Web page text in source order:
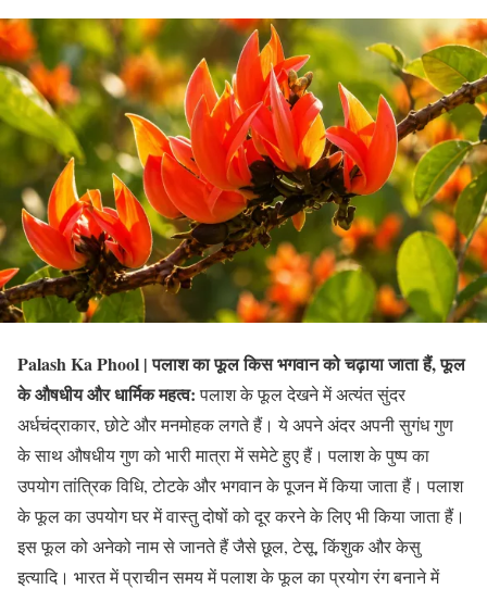
Palash Ka Phool | पलाश का फूल किस भगवान को चढ़ाया जाता हैं, फूल
के औषधीय और धार्मिक महत्व:पलाश के फूल देखने में अत्यंत सुंदर
अर्धचंद्राकार, छोटे और मनमोहक लगते हैं। ये अपने अंदर अपनी सुगंध गुण
के साथ औषधीय गुण को भारी मात्रा में समेटे हुए हैं। पलाश के पुष्प का
उपयोग तांत्रिक विधि, टोटके और भगवान के पूजन में किया जाता हैं। पलाश
के फूल का उपयोग घर में वास्तु दोषों को दूर करने के लिए भी किया जाता हैं।
इस फूल को अनेको नाम से जानते हैं जैसे छूल, टेसू, किंशुक और केसु
इत्यादि। भारत में प्राचीन समय में पलाश के फूल का प्रयोग रंग बनाने में